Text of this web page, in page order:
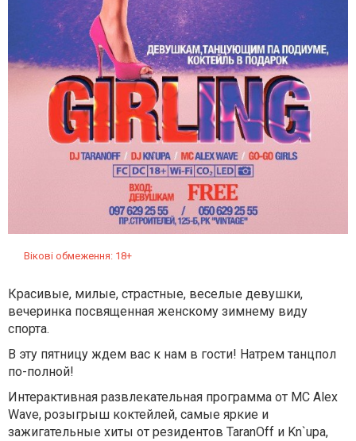
Вікові обмеження: 18+
Красивые, милые, страстные, веселые девушки,
вечеринка посвященная женскому зимнему виду
спорта.
В эту пятницу ждем вас к нам в гости! Натрем танцпол
по-полной!
Интерактивная развлекательная программа от МС Alex
Wave, розыгрыш коктейлей, самые яркие и
зажигательные хиты от резидентов TaranOff и Kn`upa,